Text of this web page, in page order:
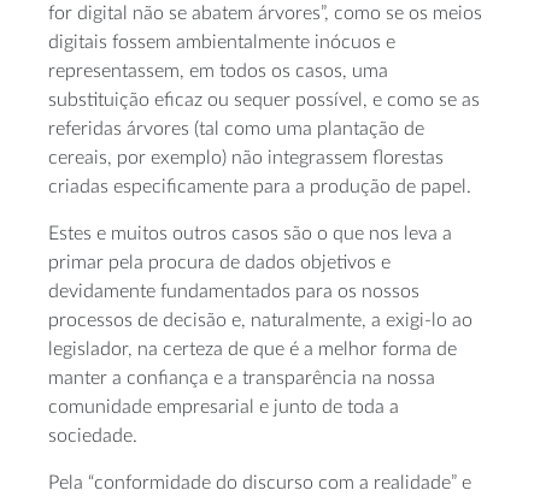
for digital não se abatem árvores”, como se os meios
digitais fossem ambientalmente inócuos e
representassem, em todos os casos, uma
substituição eficaz ou sequer possível, e como se as
referidas árvores (tal como uma plantação de
cereais, por exemplo) não integrassem florestas
criadas especificamente para a produção de papel.
Estes e muitos outros casos são o que nos leva a
primar pela procura de dados objetivos e
devidamente fundamentados para os nossos
processos de decisão e, naturalmente, a exigi-lo ao
legislador, na certeza de que é a melhor forma de
manter a confiança e a transparência na nossa
comunidade empresarial e junto de toda a
sociedade.
Pela “conformidade do discurso com a realidade” e